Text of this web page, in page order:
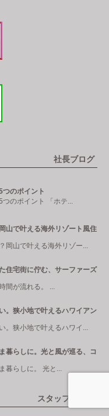
社長ブログ
のポイント
のポイント 「ホテ...
山で叶える海外リゾート風住
岡山で叶える海外リゾー...
住宅街に佇む、サーファーズ
間が流れる。 ...
。狭小地で叶えるハワイアン
。狭小地で叶えるハワイ...
暮らしに。光と風が巡る、コ
暮らしに。 光と...
スタッフブログ